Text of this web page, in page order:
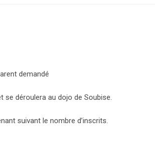
demandé
se déroulera au dojo de Soubise.
suivant le nombre d’inscrits.